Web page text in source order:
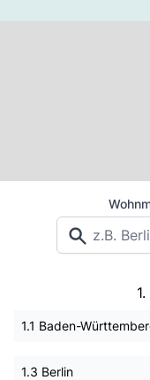
1.1 Baden-
1.3 Berlin